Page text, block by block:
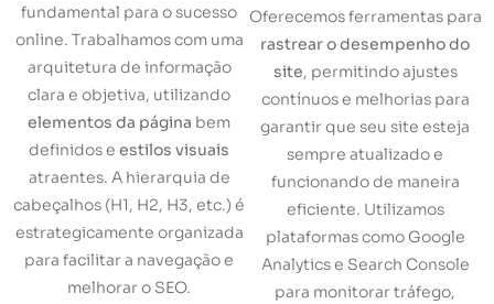
fundamental para o sucesso
online. Trabalhamos com uma
arquitetura de informação
clara e objetiva, utilizando
elementos da página bem
definidos e estilos visuais
atraentes. A hierarquia de
cabeçalhos (H1, H2, H3, etc.) é
estrategicamente organizada
para facilitar a navegação e
melhorar o SEO.
Oferecemos ferramentas para
rastrear o desempenho do
site, permitindo ajustes
contínuos e melhorias para
garantir que seu site esteja
sempre atualizado e
funcionando de maneira
eficiente. Utilizamos
plataformas como Google
Analytics e Search Console
para monitorar tráfego,